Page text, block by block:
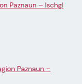
Paznaun – Ischgl
Paznaun –